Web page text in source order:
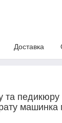
Доставка
та педикюру
машинка